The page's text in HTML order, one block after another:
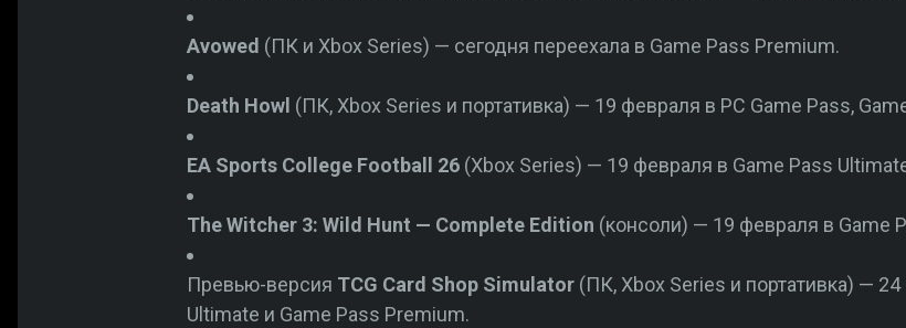
Avowed (ПК и Xbox Series) — сегодня переехала в Game Pass Premium.
Death Howl (ПК, Xbox Series и портативка) — 19 февраля в PC Game Pass,
EA Sports College Football 26(Xbox Series) — 19 февраля в Game Pass
The Witcher 3: Wild Hunt — Complete Edition (консоли) — 19 февраля в Game
Превью-версия TCG Card Shop Simulator(ПК, Xbox Series и портативка) —
Ultimate и Game Pass Premium.